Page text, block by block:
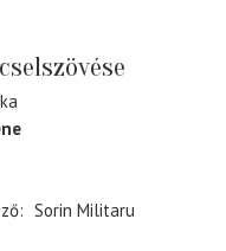
Sorin Militaru